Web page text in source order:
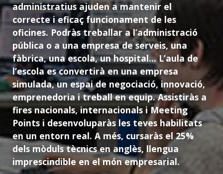
administratius ajuden a mantenir el
correcte i eficaç funcionament de les
oficines. Podràs treballar a l’administració
pública o a una empresa de serveis, una
fàbrica, una escola, un hospital... L’aula de
l’escola es convertirà en una empresa
simulada, un espai de negociació, innovació,
emprenedoria i treball en equip. Assistiràs a
fires nacionals, internacionals i Meeting
Points i desenvoluparàs les teves habilitats
en un entorn real. A més, cursaràs el 25%
dels mòduls tècnics en anglès, llengua
imprescindible en el món empresarial.